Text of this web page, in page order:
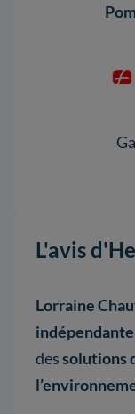
L'avis
Lorraine
indépendante
dessolutions